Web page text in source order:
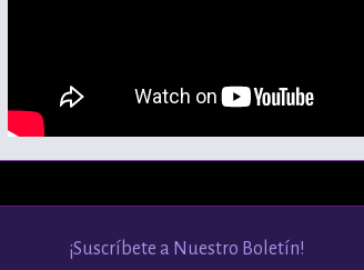
¡Suscríbete a Nuestro Boletín!